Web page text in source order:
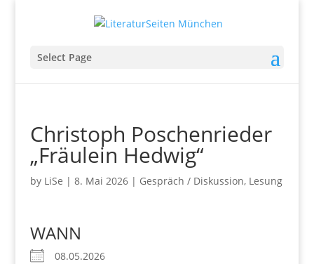
Select Page
Christoph Poschenrieder
„Fräulein Hedwig“
by LiSe | 8. Mai 2026| Gespräch / Diskussion, Lesung
WANN
08.05.2026